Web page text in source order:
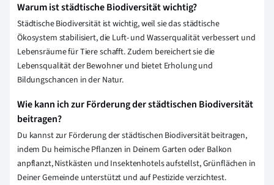
Warum ist städtische Biodiversität wichtig?
Städtische Biodiversität ist wichtig, weil sie das städtische
Ökosystem stabilisiert, die Luft- und Wasserqualität verbessert und
Lebensräume für Tiere schafft. Zudem bereichert sie die
Lebensqualität der Bewohner und bietet Erholung und
Bildungschancen in der Natur.
Wie kann ich zur Förderung der städtischen Biodiversität
beitragen?
Du kannst zur Förderung der städtischen Biodiversität beitragen,
indem Du heimische Pflanzen in Deinem Garten oder Balkon
anpflanzt, Nistkästen und Insektenhotels aufstellst, Grünflächen in
Deiner Gemeinde unterstützt und auf Pestizide verzichtest.